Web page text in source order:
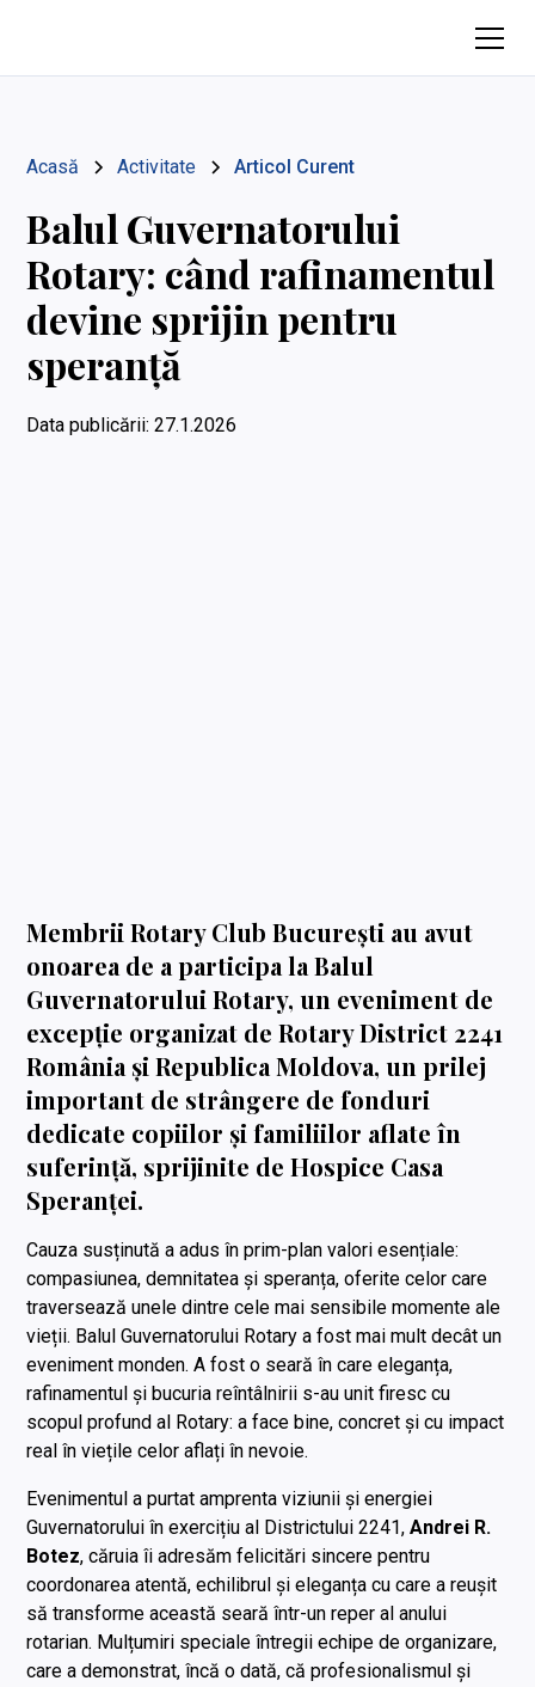
Acasă Activitate Articol Curent
Balul Guvernatorului
Rotary: când rafinamentul
devine sprijin pentru
speranță
Data publicării: 27.1.2026
MembriiRotary Club București au avut
onoarea de a participa la Balul
Guvernatorului Rotary, un eveniment de
excepție organizat deRotary District 2241
România și Republica Moldova, un prilej
important de strângere de fonduri
dedicate copiilor și familiilor aflate în
suferință, sprijinite deHospice Casa
Speranței.
Cauza susținută a adus în prim-plan valori esențiale:
compasiunea, demnitatea și speranța, oferite celor care
traversează unele dintre cele mai sensibile momente ale
vieții. Balul Guvernatorului Rotary a fost mai mult decât un
eveniment monden. A fost o seară în care eleganța,
rafinamentul și bucuria reîntâlnirii s-au unit firesc cu
scopul profund al Rotary: a face bine, concret și cu impact
real în viețile celor aflați în nevoie.
Evenimentul a purtat amprenta viziunii și energiei
Guvernatorului în exercițiu al Districtului 2241,Andrei R.
Botez, căruia îi adresăm felicitări sincere pentru
coordonarea atentă, echilibrul și eleganța cu care a reușit
să transforme această seară într-un reper al anului
rotarian. Mulțumiri speciale întregii echipe de organizare,
care a demonstrat, încă o dată, că profesionalismul și